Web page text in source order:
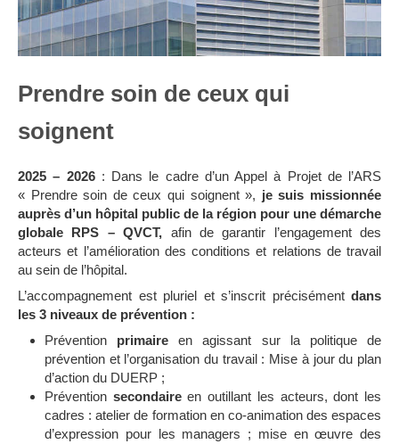
Prendre soin de ceux qui
soignent
2025 – 2026: Dans le cadre d’un Appel à Projet de l’ARS
« Prendre soin de ceux qui soignent », je suis missionnée
auprès d’un hôpital public de la région pour une démarche
globale RPS – QVCT, afin de garantir l’engagement des
acteurs et l’amélioration des conditions et relations de travail
au sein de l’hôpital.
L’accompagnement est pluriel et s’inscrit précisément dans
les 3 niveaux de prévention :
Prévention primaire en agissant sur la politique de
prévention et l’organisation du travail : Mise à jour du plan
d’action du DUERP ;
Prévention secondaireen outillant les acteurs, dont les
cadres : atelier de formation en co-animation des espaces
d’expression pour les managers ; mise en œuvre des